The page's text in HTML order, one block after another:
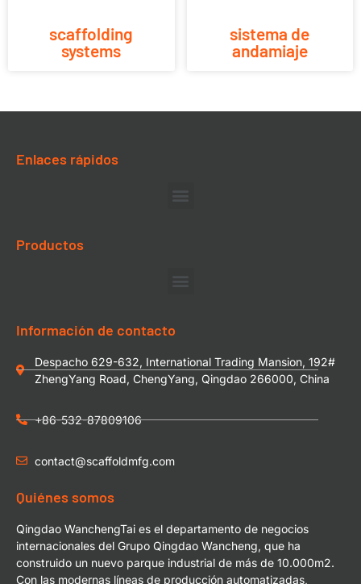
scaffolding
systems
sistema de
andamiaje
Enlaces rápidos
Productos
Información de contacto
Despacho 629-632, International Trading Mansion, 192#
ZhengYang Road, ChengYang, Qingdao 266000, China
+86-532-87809106
contact@scaffoldmfg.com
Quiénes somos
Qingdao WanchengTai es el departamento de negocios
internacionales del Grupo Qingdao Wancheng, que ha
construido un nuevo parque industrial de más de 10.000m2.
Con las modernas líneas de producción automatizadas,